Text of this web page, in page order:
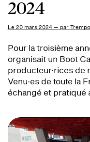
2024
Le 20 mars 2024 — par Trempo
Pour la troisième
organisait un Boot
producteur·rices de
Venu·es de toute la
échangé et pratiqué